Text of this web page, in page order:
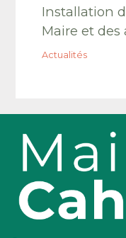
Installation
Maire et des
Actualités